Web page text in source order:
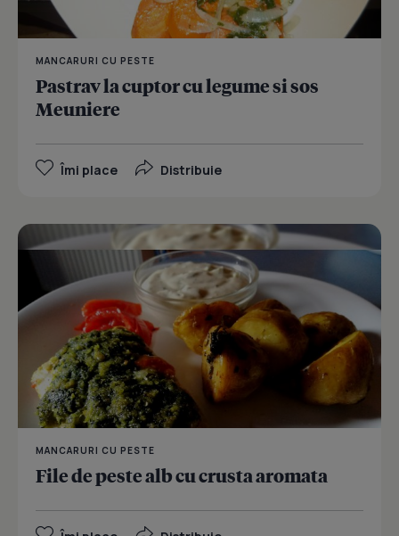
MANCARURI CU PESTE
Pastrav la cuptor cu legume si sos
Meuniere
Îmi place Distribuie
MANCARURI CU PESTE
File de peste alb cu crusta aromata